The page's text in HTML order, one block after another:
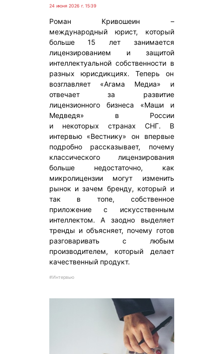
24 июня 2026 г. 15:39
Роман Кривошеин –
международный юрист, который
больше 15 лет занимается
лицензированием и защитой
интеллектуальной собственности в
разных юрисдикциях. Теперь он
возглавляет «Агама Медиа» и
отвечает за развитие
лицензионного бизнеса «Маши и
Медведя» в России
и некоторых странах СНГ. В
интервью «Вестнику» он впервые
подробно рассказывает, почему
классического лицензирования
больше недостаточно, как
микролицензии могут изменить
рынок и зачем бренду, который и
так в топе, собственное
приложение с искусственным
интеллектом. А заодно выделяет
тренды и объясняет, почему готов
разговаривать с любым
производителем, который делает
качественный продукт.
#Интервью